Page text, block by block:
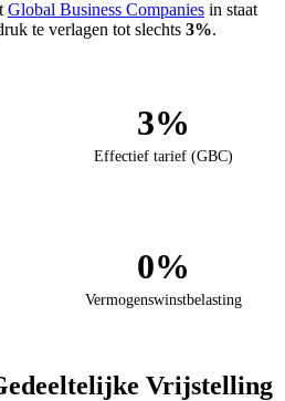
Global Business Companies in staat
te verlagen tot slechts 3%.
3%
Effectief tarief (GBC)
0%
Vermogenswinstbelasting
Vrijstelling